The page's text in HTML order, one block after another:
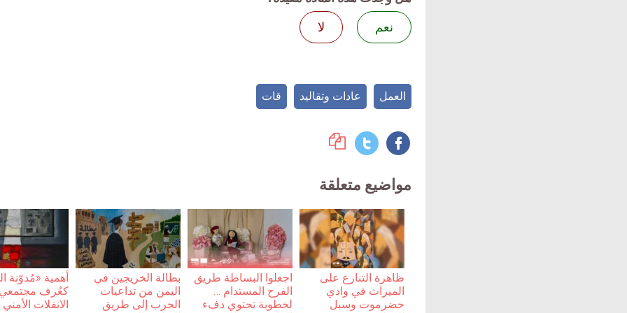
نعم
لا
العمل عادات وتقاليد قات
مواضيع متعلقة
ظاهرة التنازع على
الميراث في وادي
حضرموت وسبل
اجعلوا البساطة طريق
الفرح المستدام …
لخطوبة تحتوي دفء
بطالة الخريجين في
اليمن من تداعيات
الحرب إلى طريق
أهمية «مُدوّنة
كعُرف مجتمعي
الانفلات الأمني